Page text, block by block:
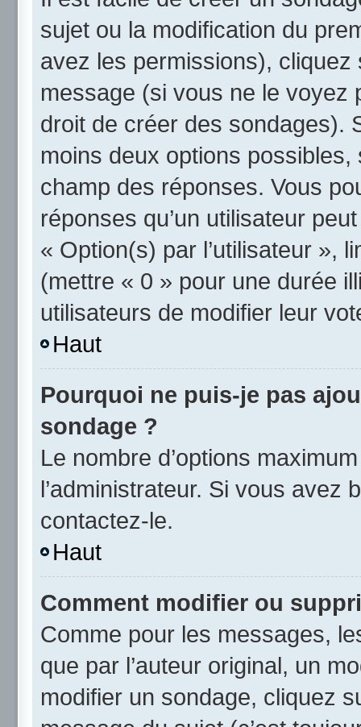
sujet ou la modification du
avez les permissions), cliquez
message (si vous ne le voyez
droit de créer des sondages).
moins deux options
champ des réponses. Vous
réponses qu’un utilisateur
« Option(s) par l’utilisateur »,
(mettre « 0 » pour une durée
utilisateurs de modifier leur
Haut
Pourquoi ne puis-je pas
sondage ?
Le nombre d’options
l’administrateur. Si vous avez
contactez-le.
Haut
Comment modifier ou
Comme pour les messages,
que par l’auteur original, un
modifier un sondage, cliquez